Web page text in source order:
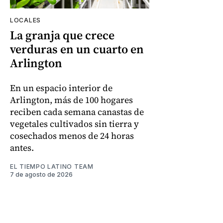
LOCALES
La granja que crece
verduras en un cuarto en
Arlington
En un espacio interior de
Arlington, más de 100 hogares
reciben cada semana canastas de
vegetales cultivados sin tierra y
cosechados menos de 24 horas
antes.
EL TIEMPO LATINO TEAM
7 de agosto de 2026